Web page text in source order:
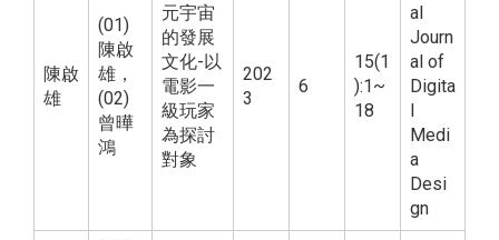
陳啟
雄
(01)
陳啟
雄，
(02)
曾曄
鴻
元宇宙
的發展
文化-以
電影一
級玩家
為探討
對象
202
3
6
15(1
):1~
18
al
Journ
al of
Digita
l
Medi
a
Desi
gn